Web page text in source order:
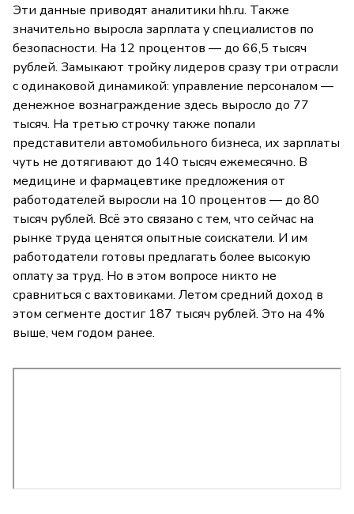
Эти данные приводят аналитики hh.ru. Также
значительно выросла зарплата у специалистов по
безопасности. На 12 процентов — до 66,5 тысяч
рублей. Замыкают тройку лидеров сразу три отрасли
с одинаковой динамикой: управление персоналом —
денежное вознаграждение здесь выросло до 77
тысяч. На третью строчку также попали
представители автомобильного бизнеса, их зарплаты
чуть не дотягивают до 140 тысяч ежемесячно. В
медицине и фармацевтике предложения от
работодателей выросли на 10 процентов — до 80
тысяч рублей. Всё это связано с тем, что сейчас на
рынке труда ценятся опытные соискатели. И им
работодатели готовы предлагать более высокую
оплату за труд. Но в этом вопросе никто не
сравниться с вахтовиками. Летом средний доход в
этом сегменте достиг 187 тысяч рублей. Это на 4%
выше, чем годом ранее.